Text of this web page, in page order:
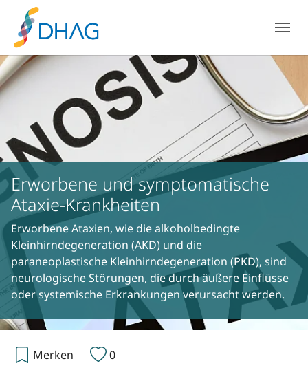
Zum Hauptinhalt springen
Skip to page footer
Erworbene und symptomatische
Ataxie-Krankheiten
Erworbene Ataxien, wie die alkoholbedingte
Kleinhirndegeneration (AKD) und die
paraneoplastische Kleinhirndegeneration (PKD), sind
neurologische Störungen, die durch äußere Einflüsse
oder systemische Erkrankungen verursacht werden.
Merken
0